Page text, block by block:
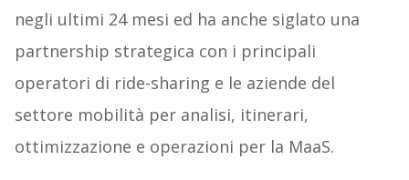
negli ultimi 24 mesi ed ha anche siglato una
partnership strategica con i principali
operatori di ride-sharing e le aziende del
settore mobilità per analisi, itinerari,
ottimizzazione e operazioni per la MaaS.